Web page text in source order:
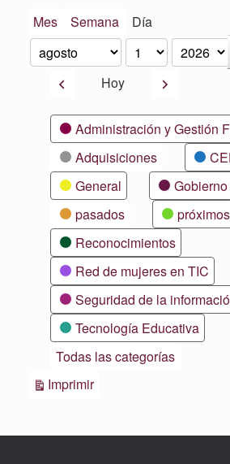
Mes Semana Día
Mes
Día
Año
AnteriorHoy Siguiente
CategoríasAdministración y Gestión
Adquisiciones
General
pasados
próximos
Reconocimientos
Red de mujeres en TIC
Seguridad de la
Tecnología Educativa
Todas las categorías
ImprimirVistas